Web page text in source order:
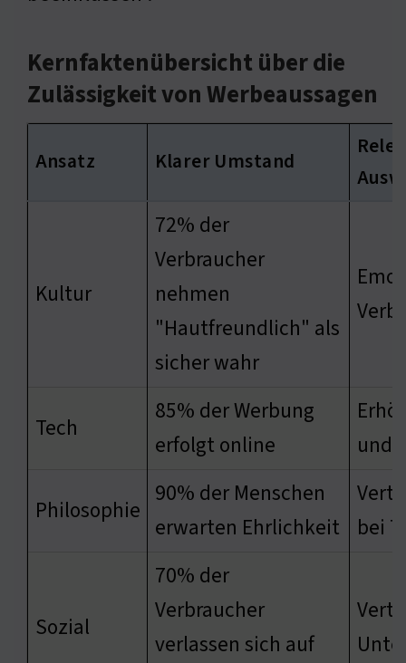
Kernfaktenübersicht über die
Zulässigkeit von Werbeaussagen
Ansatz Klarer Umstand
Kultur
72% der
Verbraucher
nehmen
"Hautfreundlich" als
sicher wahr
Tech
85% der Werbung
erfolgt online
und
Philosophie
90% der Menschen
erwarten Ehrlichkeit
bei
Sozial
70% der
Verbraucher
verlassen sich auf